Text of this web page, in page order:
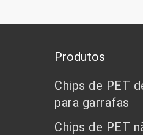
Produtos
Chips de PET
para garrafas
Chips de PET